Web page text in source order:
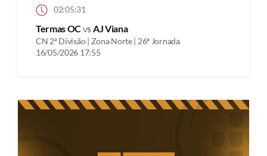
02:05:31
Termas OCvs AJ Viana
CN 2ª Divisão | Zona Norte | 26ª Jornada
16/05/2026 17:55